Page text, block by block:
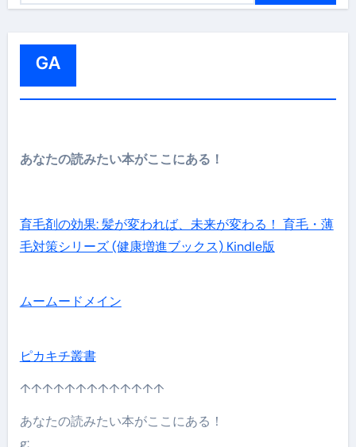
GA
あなたの読みたい本がここにある！
育毛剤の効果: 髪が変われば、未来が変わる！ 育毛・薄
毛対策シリーズ (健康増進ブックス) Kindle版
ムームードメイン
ピカキチ叢書
↑↑↑↑↑↑↑↑↑↑↑↑↑
あなたの読みたい本がここにある！
g: